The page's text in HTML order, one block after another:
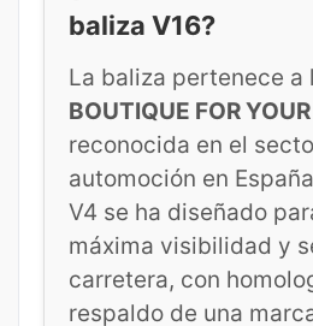
baliza V16?
La baliza pertenece a
BOUTIQUE FOR
reconocida en el
automoción en
V4 se ha diseñado
máxima visibilidad y
carretera, con
respaldo de una